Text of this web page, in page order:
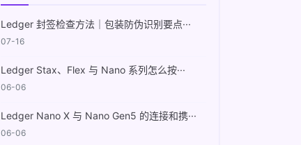
Ledger 封签检查方法｜包装防伪识别要点···
07-16
Ledger Stax、Flex 与 Nano 系列怎么按···
06-06
Ledger Nano X 与 Nano Gen5 的连接和携···
06-06